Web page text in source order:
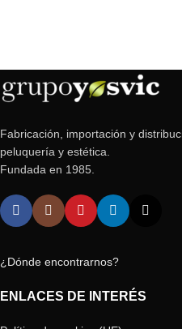
Fabricación, importación y
peluquería y estética.
Fundada en 1985.
¿Dónde encontrarnos?
ENLACES DE INTERÉS